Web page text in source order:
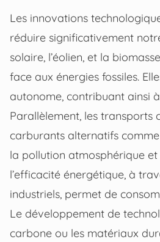
Les innovations
réduire significativement
solaire, l’éolien, et la
face aux énergies fossiles.
autonome, contribuant ainsi
Parallèlement, les transports
carburants alternatifs
la pollution atmosphérique et
l’efficacité énergétique, à
industriels, permet de
Le développement de
carbone ou les matériaux